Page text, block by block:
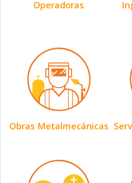
Operadoras
Obras Metalmecánicas